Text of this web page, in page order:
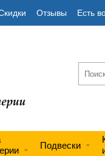
Отзывы Есть
Подвески